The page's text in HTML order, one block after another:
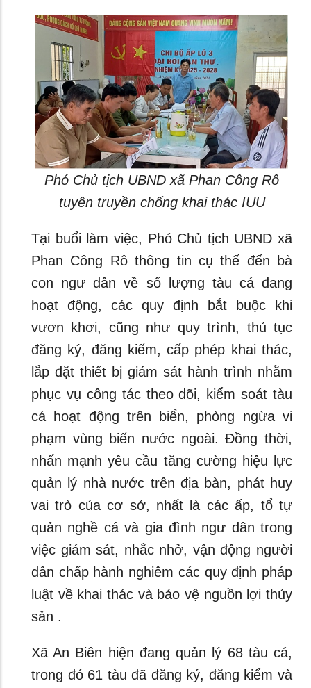
Phó Chủ tịch UBND xã Phan Công Rô
tuyên truyền chống khai thác IUU
Tại buổi làm việc, Phó Chủ tịch UBND xã
Phan Công Rô thông tin cụ thể đến bà
con ngư dân về số lượng tàu cá đang
hoạt động, các quy định bắt buộc khi
vươn khơi, cũng như quy trình, thủ tục
đăng ký, đăng kiểm, cấp phép khai thác,
lắp đặt thiết bị giám sát hành trình nhằm
phục vụ công tác theo dõi, kiểm soát tàu
cá hoạt động trên biển, phòng ngừa vi
phạm vùng biển nước ngoài. Đồng thời,
nhấn mạnh yêu cầu tăng cường hiệu lực
quản lý nhà nước trên địa bàn, phát huy
vai trò của cơ sở, nhất là các ấp, tổ tự
quản nghề cá và gia đình ngư dân trong
việc giám sát, nhắc nhở, vận động người
dân chấp hành nghiêm các quy định pháp
luật về khai thác và bảo vệ nguồn lợi thủy
sản .
Xã An Biên hiện đang quản lý 68 tàu cá,
trong đó 61 tàu đã đăng ký, đăng kiểm và